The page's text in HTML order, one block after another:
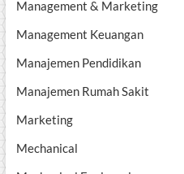
Management & Marketing
Management Keuangan
Manajemen Pendidikan
Manajemen Rumah Sakit
Marketing
Mechanical